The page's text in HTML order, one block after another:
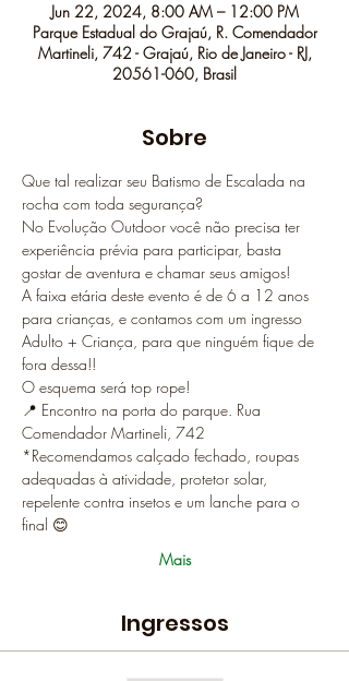
Jun 22, 2024, 8:00 AM – 12:00 PM
Parque Estadual do Grajaú, R. Comendador
Martineli, 742 - Grajaú, Rio de Janeiro - RJ,
20561-060, Brasil
Sobre
Que tal realizar seu Batismo de Escalada na
rocha com toda segurança?
No Evolução Outdoor você não precisa ter
experiência prévia para participar, basta
gostar de aventura e chamar seus amigos!
A faixa etária deste evento é de 6 a 12 anos
para crianças, e contamos com um ingresso
Adulto + Criança, para que ninguém fique de
fora dessa!!
O esquema será top rope!
📍 Encontro na porta do parque. Rua
Comendador Martineli, 742
*Recomendamos calçado fechado, roupas
adequadas à atividade, protetor solar,
repelente contra insetos e um lanche para o
final 😊
Mais
Ingressos